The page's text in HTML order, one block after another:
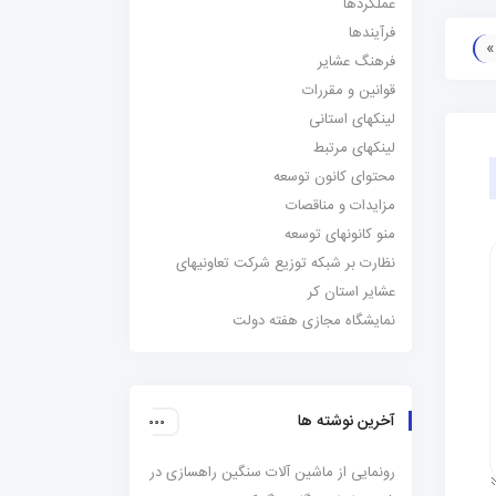
»
فرآیندها
فرهنگ عشایر
قوانین و مقررات
لینکهای استانی
لینکهای مرتبط
محتوای کانون توسعه
مزایدات و مناقصات
منو کانونهای توسعه
نظارت بر شبکه توزیع شرکت تعاونیهای
عشایر استان کر
نمایشگاه مجازی هفته دولت
آخرین نوشته ها
رونمایی از ماشین آلات سنگین راهسازی در